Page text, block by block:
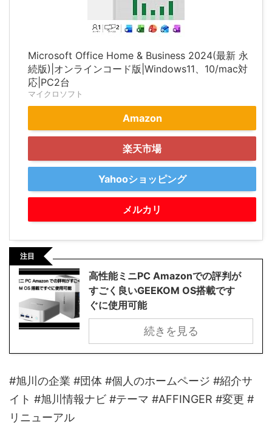
Microsoft Office Home & Business 2024(最新 永
続版)|オンラインコード版|Windows11、10/mac対
応|PC2台
マイクロソフト
Amazon
楽天市場
Yahooショッピング
メルカリ
注目
高性能ミニPC Amazonでの評判が
すごく良いGEEKOM OS搭載です
ぐに使用可能
続きを見る
#旭川の企業 #団体 #個人のホームページ #紹介サ
イト #旭川情報ナビ #テーマ #AFFINGER #変更 #
リニューアル